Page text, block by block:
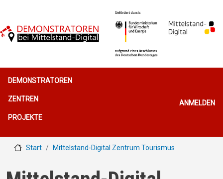
Hauptnavigation
DEMONSTRATOREN
ZENTREN
PROJEKTE
ANMELDEN
Start Mittelstand-Digital Zentrum Tourismus